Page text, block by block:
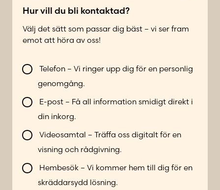
*
e
o
n
u
e
T
e
l
e
o
n
u
m
e
r
o
s
Hur vill du bli kontaktad?
Välj det sätt som passar dig bäst – vi ser fram
emot att höra av oss!
V
i
l
b
i
n
Telefon – Vi ringer upp dig för en personlig
genomgång.
E-post – Få all information smidigt direkt i
din inkorg.
Videosamtal – Träffa oss digitalt för en
visning och rådgivning.
Hembesök – Vi kommer hem till dig för en
skräddarsydd lösning.